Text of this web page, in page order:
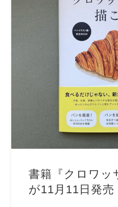
書籍『クロワッ
が11月11日発売